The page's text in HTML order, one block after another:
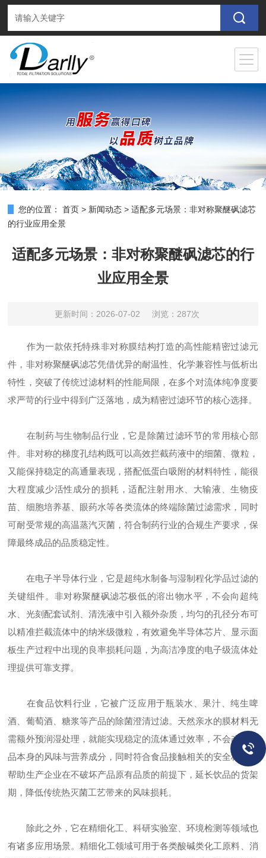
您的位置： 首页 > 新闻动态 >适配多元场景：非对称聚醚砜滤芯
的行业应用全景
适配多元场景：非对称聚醚砜滤芯的行
业应用全景
更新时间：2026-07-02 浏览：287次
作为一款依托特殊非对称膜结构打造的高性能精密过滤元
件，非对称聚醚砜滤芯凭借优异的耐温性、化学兼容性与低析出
特性，突破了传统过滤材料的性能局限，在多个对流体纯净度要
求严苛的行业中得到广泛落地，成为精密过滤环节的核心选择。
在制药与生物制品行业，它是除菌过滤环节的常用核心部
件。非对称的梯度孔结构既可以高效拦截药液中的细菌、微粒，
又能保持稳定的高通量表现，搭配低蛋白吸附的材料特性，能很
大程度减少活性成分的损耗，适配注射用水、大输液、生物疫
苗、细胞培养基、眼药水等各类流体的终端除菌过滤需求，同时
可耐受常规的高温蒸汽灭菌，符合制药行业的合规生产要求，保
障最终成品的品质稳定性。
在电子半导体行业，它是超纯水制备与湿制程化学品过滤的
关键组件。非对称聚醚砜滤芯极低的溶出物水平，不会向超纯
水、光刻配套试剂、清洗液中引入额外杂质，均匀的孔径分布可
以精准拦截流体中的纳米级微粒，有效避免半导体芯片、显示面
板生产过程中出现的良率损耗问题，为高洁净度的电子级流体处
理提供可靠支撑。
在食品饮料行业，它被广泛应用于瓶装水、果汁、纯生啤
酒、葡萄酒、糖浆等产品的除菌澄清过滤。天然亲水的膜材料无
需额外预润湿处理，就能实现稳定的流体通过效率，不会改变饮
品本身的风味与营养成分，同时符合食品接触相关的安全标准，
帮助生产企业在不破坏产品原有品质的前提下，延长饮品的货架
期，降低传统热灭菌工艺带来的风味损耗。
除此之外，它在精细化工、科研实验室、环境检测等领域也
有诸多应用场景。精细化工领域可用于各类酸碱类化工原料、消